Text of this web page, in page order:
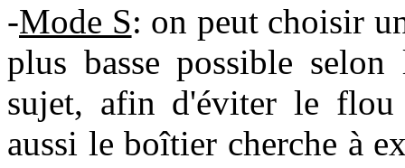
-Mode S: on peut choisir
plus basse possible
sujet, afin d'éviter le flou
aussi le boîtier cherche à